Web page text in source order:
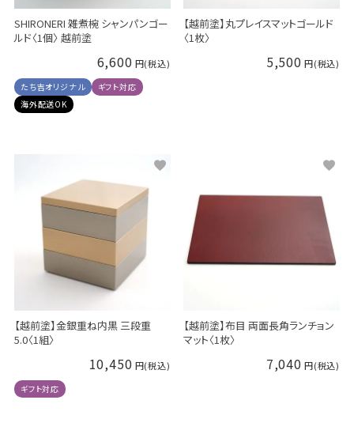
SHIRONERI 雑煮椀 シャンパンゴー
ルド〈1個〉 越前塗
6,600
たち吉オリジナル
ギフト対応
海外配送OK
【越前塗】丸プレイスマットゴールド
〈1枚〉
5,500
【越前塗】金銀重ね内黒 三段重
5.0〈1組〉
10,450
ギフト対応
【越前塗】布目 両面長角ランチョン
マット〈1枚〉
7,040